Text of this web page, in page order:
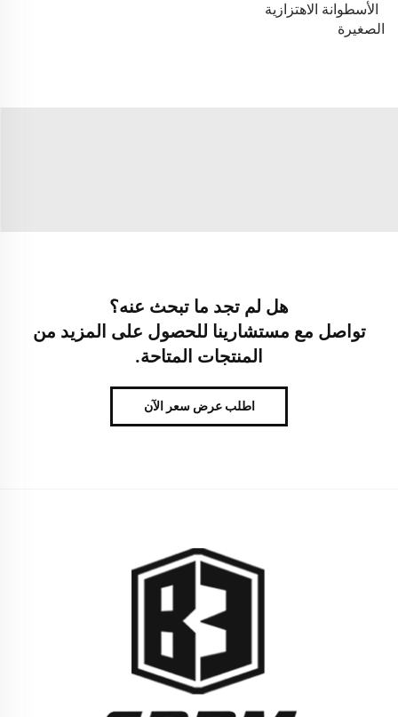
الأسطوانة الاهتزازية
الصغيرة
هل لم تجد ما تبحث عنه؟
تواصل مع مستشارينا للحصول على المزيد من
المنتجات المتاحة.
اطلب عرض سعر الآن